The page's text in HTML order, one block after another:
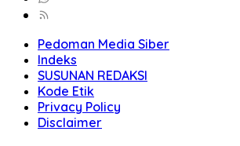
Pedoman Media Siber
Indeks
SUSUNAN REDAKSI
Kode Etik
Privacy Policy
Disclaimer